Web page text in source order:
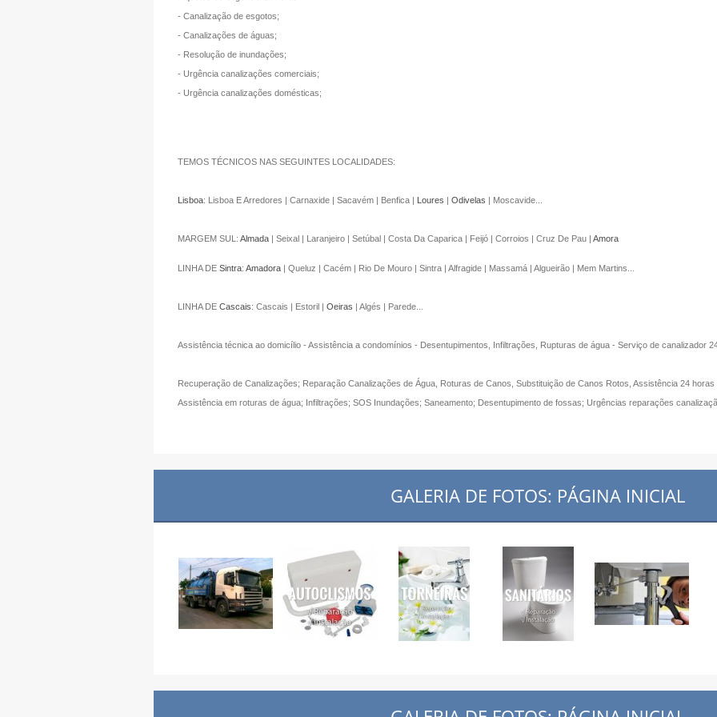
- Canalização de esgotos;
- Canalizações de águas;
- Resolução de inundações;
- Urgência canalizações comerciais;
- Urgência canalizações domésticas;
TEMOS TÉCNICOS NAS SEGUINTES LOCALIDADES:
Lisboa: Lisboa E Arredores | Carnaxide | Sacavém | Benfica | Loures | Odivelas | Moscavide...
MARGEM SUL: Almada | Seixal | Laranjeiro | Setúbal | Costa Da Caparica | Feijó | Corroios | Cruz De Pau | Amora
LINHA DE Sintra: Amadora | Queluz | Cacém | Rio De Mouro | Sintra | Alfragide | Massamá | Algueirão | Mem Martins...
LINHA DE Cascais: Cascais | Estoril | Oeiras | Algés | Parede...
Assistência técnica ao domicílio - Assistência a condomínios - Desentupimentos, Infiltrações, Rupturas de água - Serviço de canalizador
Recuperação de Canalizações; Reparação Canalizações de Água, Roturas de Canos, Substituição de Canos Rotos, Assistência 24
Assistência em roturas de água; Infiltrações; SOS Inundações; Saneamento; Desentupimento de fossas; Urgências reparações
GALERIA DE FOTOS: PÁGINA INICIAL